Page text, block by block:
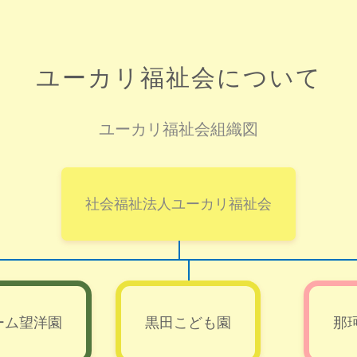
ユーカリ福祉会について
ユーカリ福祉会組織図
社会福祉法人ユーカリ福祉会
ム望洋園 黒田こども園 那